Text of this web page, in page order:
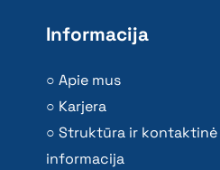
Informacija
Apie mus
Karjera
Struktūra ir kontaktinė
informacija